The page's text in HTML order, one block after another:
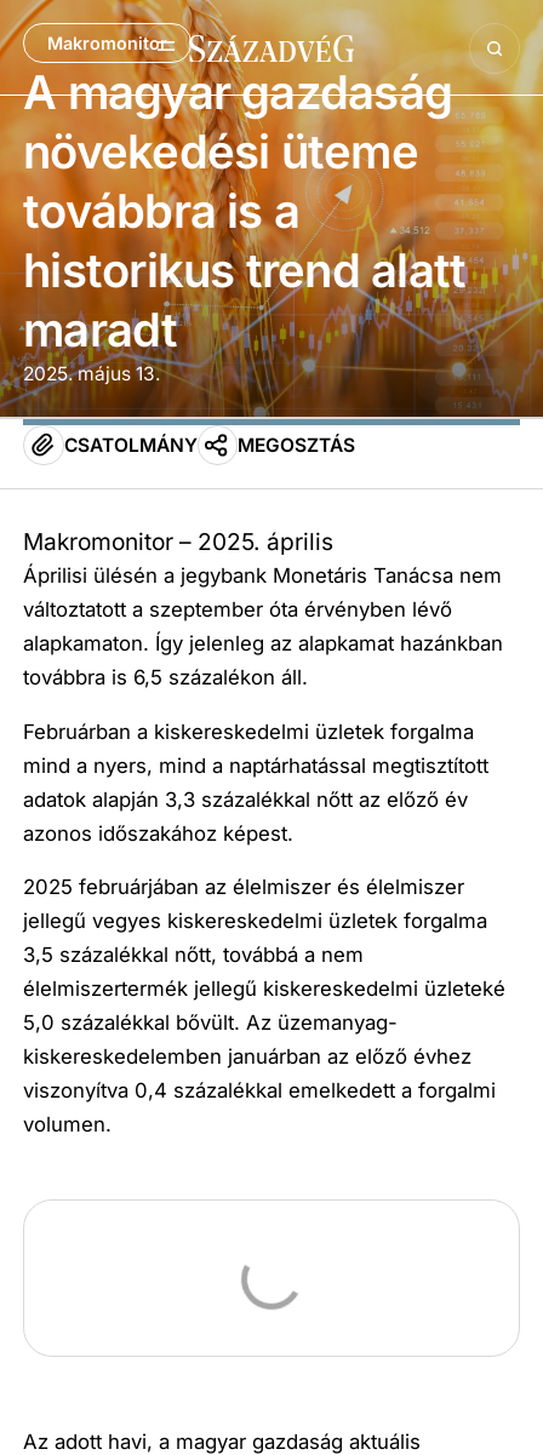
Makromonitor
A magyar gazdaság
növekedési üteme
továbbra is a
historikus trend alatt
maradt
2025. május 13.
CSATOLMÁNY MEGOSZTÁS
Makromonitor – 2025. április
Áprilisi ülésén a jegybank Monetáris Tanácsa nem
változtatott a szeptember óta érvényben lévő
alapkamaton. Így jelenleg az alapkamat hazánkban
továbbra is 6,5 százalékon áll.
Februárban a kiskereskedelmi üzletek forgalma
mind a nyers, mind a naptárhatással megtisztított
adatok alapján 3,3 százalékkal nőtt az előző év
azonos időszakához képest.
2025 februárjában az élelmiszer és élelmiszer
jellegű vegyes kiskereskedelmi üzletek forgalma
3,5 százalékkal nőtt, továbbá a nem
élelmiszertermék jellegű kiskereskedelmi üzleteké
5,0 százalékkal bővült. Az üzemanyag-
kiskereskedelemben januárban az előző évhez
viszonyítva 0,4 százalékkal emelkedett a forgalmi
volumen.
Az adott havi, a magyar gazdaság aktuális